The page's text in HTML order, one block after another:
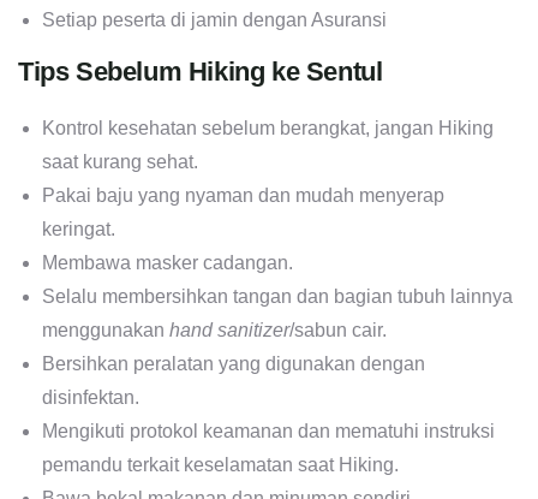
Setiap peserta di jamin dengan Asuransi
Tips Sebelum Hiking ke Sentul
Kontrol kesehatan sebelum berangkat, jangan Hiking
saat kurang sehat.
Pakai baju yang nyaman dan mudah menyerap
keringat.
Membawa masker cadangan.
Selalu membersihkan tangan dan bagian tubuh lainnya
menggunakan hand sanitizer/sabun cair.
Bersihkan peralatan yang digunakan dengan
disinfektan.
Mengikuti protokol keamanan dan mematuhi instruksi
pemandu terkait keselamatan saat Hiking.